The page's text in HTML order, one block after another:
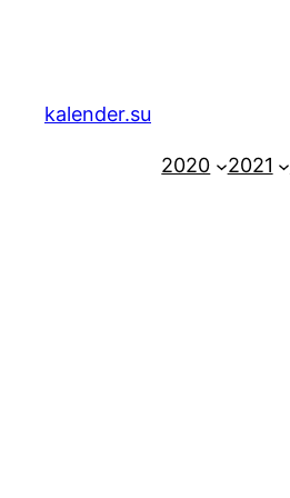
kalender.su
2020 2021